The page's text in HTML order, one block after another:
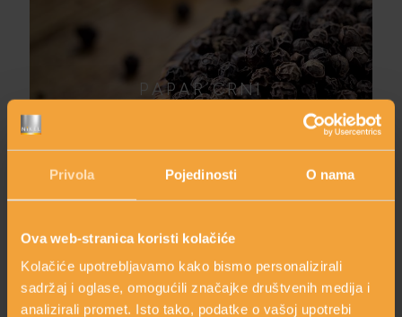
Privola Pojedinosti O nama
Ova web-stranica koristi kolačiće
Kolačiće upotrebljavamo kako bismo personalizirali
sadržaj i oglase, omogućili značajke društvenih medija i
analizirali promet. Isto tako, podatke o vašoj upotrebi
PAPAR CRNI
KARNITIN